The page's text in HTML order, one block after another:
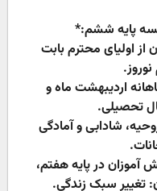
پایه ششم:*
از اولیای محترم بابت
اردیبهشت ماه و
تحصیلی.
شادابی و آمادگی
در پایه هفتم،
تغییر سبک زندگی.